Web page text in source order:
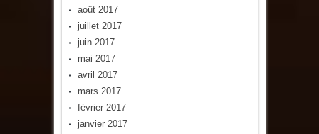
août 2017
juillet 2017
juin 2017
mai 2017
avril 2017
mars 2017
février 2017
janvier 2017